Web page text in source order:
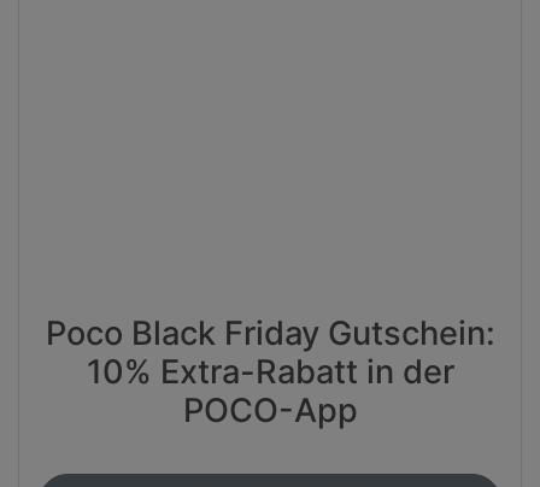
Poco Black Friday Gutschein:
10% Extra-Rabatt in der
POCO-App